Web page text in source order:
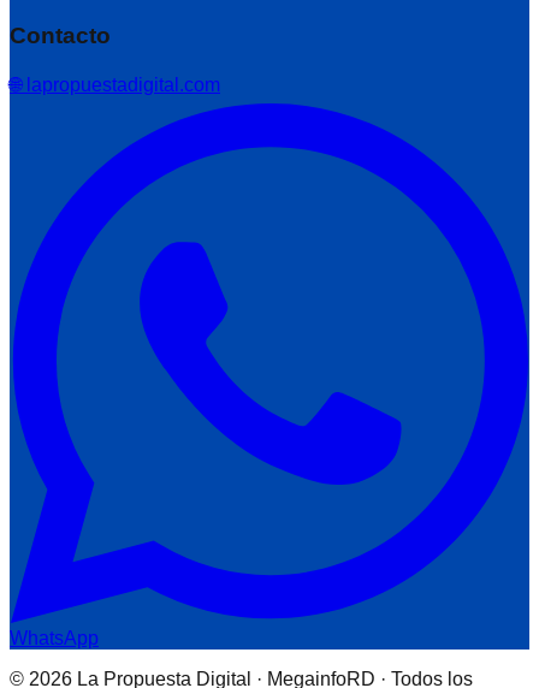
Contacto
🌐 lapropuestadigital.com
WhatsApp
© 2026 La Propuesta Digital · MegainfoRD · Todos los